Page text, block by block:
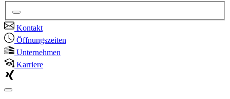
Kontakt
Öffnungszeiten
Unternehmen
Karriere